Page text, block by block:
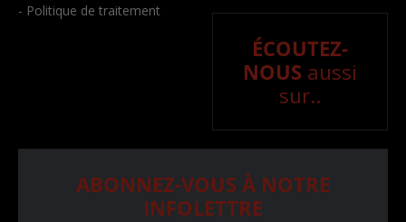
- Politique de traitement
ÉCOUTEZ-
NOUS aussi
sur..
ABONNEZ-VOUS À NOTRE
INFOLETTRE